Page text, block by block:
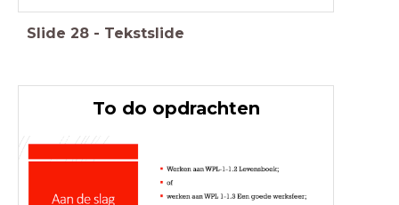
Slide 28 - Tekstslide
To do opdrachten